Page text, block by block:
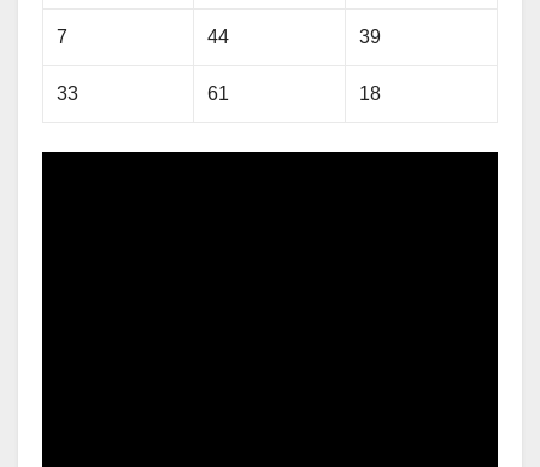
7 44 39
33 61 18